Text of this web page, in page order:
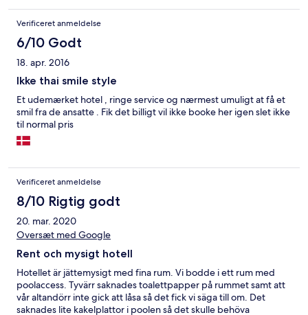
Verificeret anmeldelse
6/10 Godt
18. apr. 2016
Ikke thai smile style
Et udemærket hotel , ringe service og nærmest umuligt at få et
smil fra de ansatte . Fik det billigt vil ikke booke her igen slet ikke
til normal pris
Verificeret anmeldelse
8/10 Rigtig godt
20. mar. 2020
Oversæt med Google
Rent och mysigt hotell
Hotellet är jättemysigt med fina rum. Vi bodde i ett rum med
poolaccess. Tyvärr saknades toalettpapper på rummet samt att
vår altandörr inte gick att låsa så det fick vi säga till om. Det
saknades lite kakelplattor i poolen så det skulle behöva